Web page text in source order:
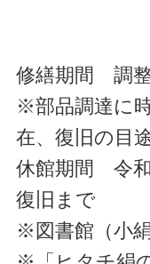
修繕期間 調
※部品調達に
在、復旧の目
休館期間 令和
復旧まで
※図書館（小